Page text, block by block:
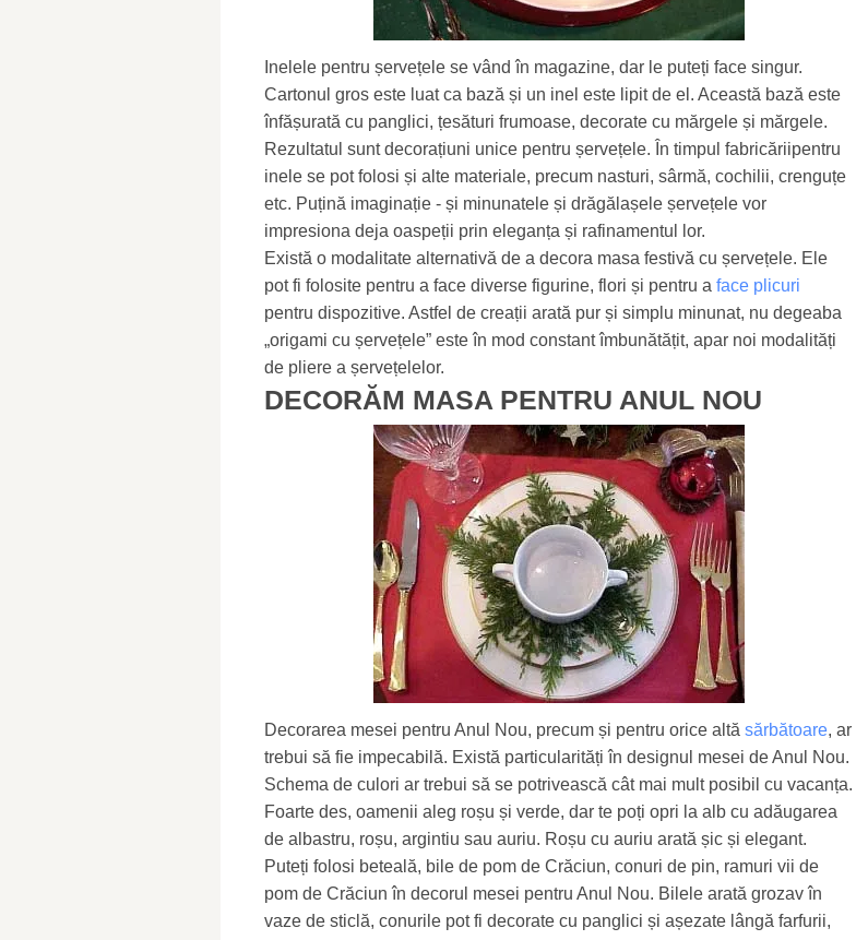
Inelele pentru șervețele se vând în magazine, dar le puteți face singur.
Cartonul gros este luat ca bază și un inel este lipit de el. Această bază este
înfășurată cu panglici, țesături frumoase, decorate cu mărgele și mărgele.
Rezultatul sunt decorațiuni unice pentru șervețele. În timpul fabricăriipentru
inele se pot folosi și alte materiale, precum nasturi, sârmă, cochilii, crenguțe
etc. Puțină imaginație - și minunatele și drăgălașele șervețele vor
impresiona deja oaspeții prin eleganța și rafinamentul lor.
Există o modalitate alternativă de a decora masa festivă cu șervețele. Ele
pot fi folosite pentru a face diverse figurine, flori și pentru a face plicuri
pentru dispozitive. Astfel de creații arată pur și simplu minunat, nu degeaba
„origami cu șervețele” este în mod constant îmbunătățit, apar noi modalități
de pliere a șervețelelor.
DECORĂM MASA PENTRU ANUL NOU
Decorarea mesei pentru Anul Nou, precum și pentru orice altă sărbătoare, ar
trebui să fie impecabilă. Există particularități în designul mesei de Anul Nou.
Schema de culori ar trebui să se potrivească cât mai mult posibil cu vacanța.
Foarte des, oamenii aleg roșu și verde, dar te poți opri la alb cu adăugarea
de albastru, roșu, argintiu sau auriu. Roșu cu auriu arată șic și elegant.
Puteți folosi beteală, bile de pom de Crăciun, conuri de pin, ramuri vii de
pom de Crăciun în decorul mesei pentru Anul Nou. Bilele arată grozav în
vaze de sticlă, conurile pot fi decorate cu panglici și așezate lângă farfurii,